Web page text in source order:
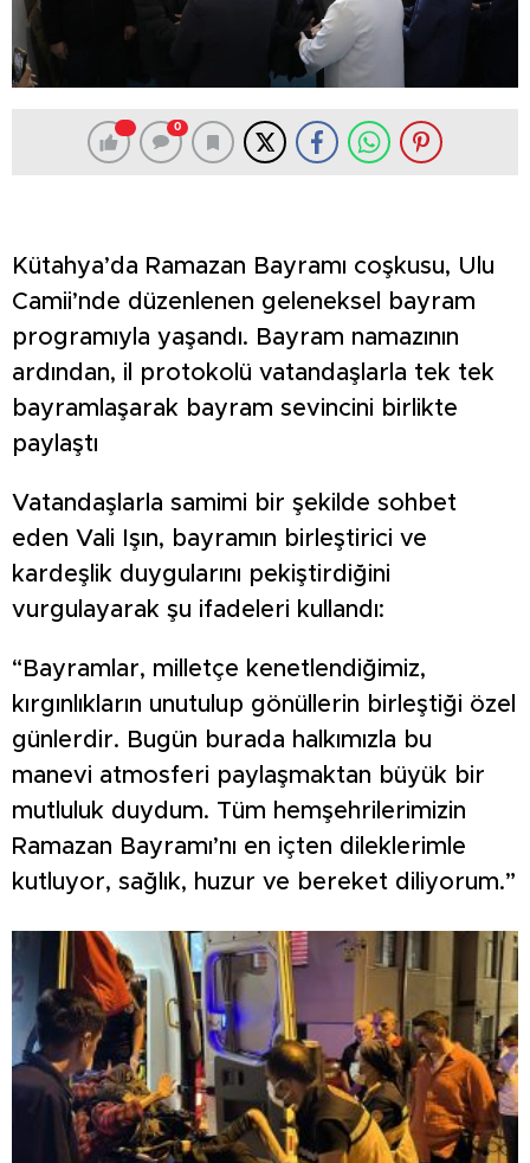
0
Kütahya’da Ramazan Bayramı coşkusu, Ulu
Camii’nde düzenlenen geleneksel bayram
programıyla yaşandı. Bayram namazının
ardından, il protokolü vatandaşlarla tek tek
bayramlaşarak bayram sevincini birlikte
paylaştı
Vatandaşlarla samimi bir şekilde sohbet
eden Vali Işın, bayramın birleştirici ve
kardeşlik duygularını pekiştirdiğini
vurgulayarak şu ifadeleri kullandı:
“Bayramlar, milletçe kenetlendiğimiz,
kırgınlıkların unutulup gönüllerin birleştiği özel
günlerdir. Bugün burada halkımızla bu
manevi atmosferi paylaşmaktan büyük bir
mutluluk duydum. Tüm hemşehrilerimizin
Ramazan Bayramı’nı en içten dileklerimle
kutluyor, sağlık, huzur ve bereket diliyorum.”